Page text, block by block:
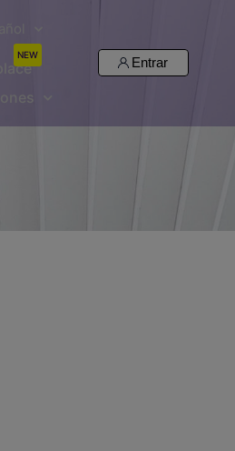
NEW
Entrar